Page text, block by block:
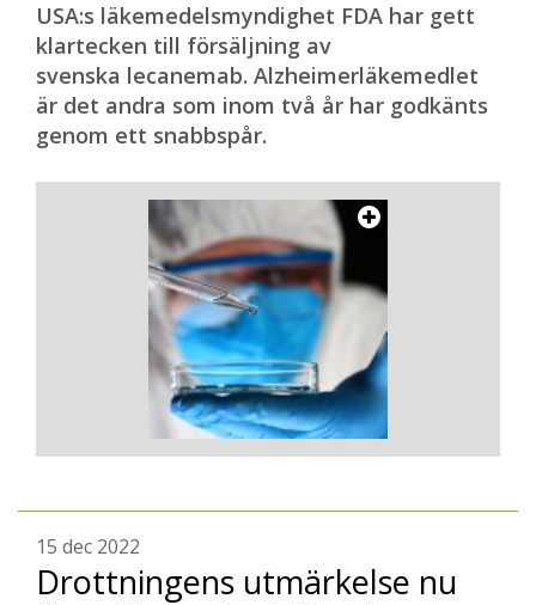
USA:s läkemedelsmyndighet FDA har gett
klartecken till försäljning av
svenska lecanemab. Alzheimerläkemedlet
är det andra som inom två år har godkänts
genom ett snabbspår.
15 dec 2022
Drottningens utmärkelse nu